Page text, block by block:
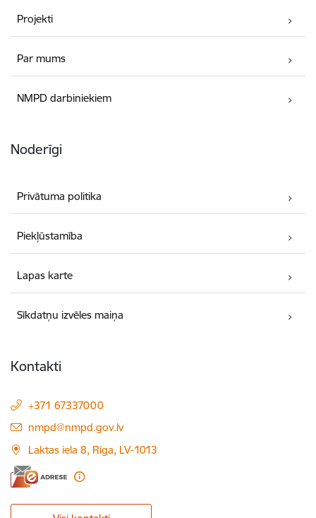
Projekti
Par mums
NMPD darbiniekiem
Noderīgi
Privātuma politika
Piekļūstamība
Lapas karte
Sīkdatņu izvēles maiņa
Kontakti
+371 67337000
E-pasts:
nmpd@nmpd.gov.lv
Laktas iela 8, Rīga, LV-1013